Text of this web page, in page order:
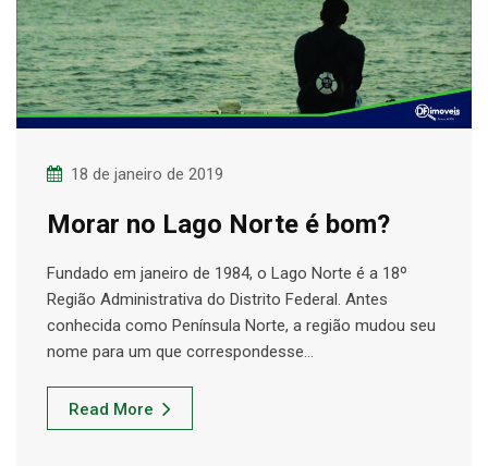
18 de janeiro de 2019
Morar no Lago Norte é bom?
Fundado em janeiro de 1984, o Lago Norte é a 18º
Região Administrativa do Distrito Federal. Antes
conhecida como Península Norte, a região mudou seu
nome para um que correspondesse…
Read More